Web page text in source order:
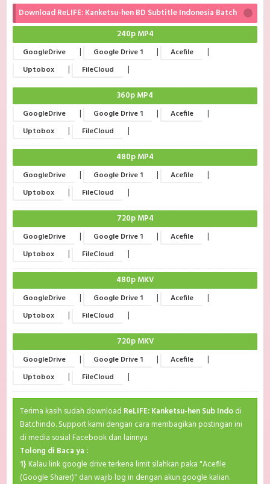
Download ReLIFE: Kanketsu-hen BD Subtitle Indonesia Batch
240p MP4
GoogleDrive | Google Drive 1 | Acefile |
Uptobox | FileCloud |
360p MP4
GoogleDrive | Google Drive 1 | Acefile |
Uptobox | FileCloud |
480p MP4
GoogleDrive | Google Drive 1 | Acefile |
Uptobox | FileCloud |
720p MP4
GoogleDrive | Google Drive 1 | Acefile |
Uptobox | FileCloud |
480p MKV
GoogleDrive | Google Drive 1 | Acefile |
Uptobox | FileCloud |
720p MKV
GoogleDrive | Google Drive 1 | Acefile |
Uptobox | FileCloud |
Terima kasih sudah download ReLIFE: Kanketsu-hen Sub Indodi
Batchindo. Support kami dengan cara membagikan postingan ini
di media sosial Facebook dan lainnya
Tolong di Baca ya :
1} Kalau link google drive terkena limit silahkan paka "Acefile
(Google Sharer)" dan wajib log in dengan akun google kalian.